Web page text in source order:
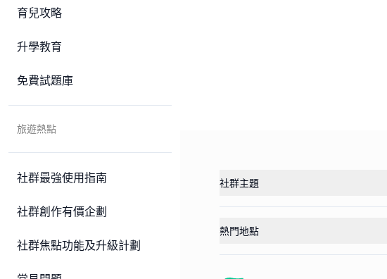
育兒攻略
升學教育
免費試題庫
旅遊熱點
社群最強使用指南
社群創作有價企劃
社群焦點功能及升級計劃
社群主題
熱門地點